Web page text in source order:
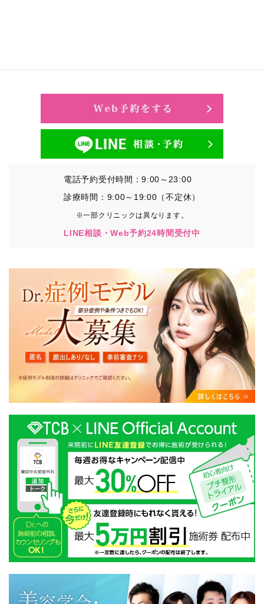
①TCBグループが患者様から取得する情報
・その他、特定の個人を識別することができる情報
②TCBグループが各種サービスの利用に関連して取得す
日時、閲覧履歴等に関連する情報
（これには、Cookie情報、アクセスログ等の利用状況に
関する情報を含みます。）
③TCBグループが第三者から間接的に収集する情報
患者様の同意を得た上で、以下の情報をパブリックDMP
・患者様の閲覧履歴、端末等の情報
【利用目的】
TCBグループは取得情報を以下の目的で利用いたしま
す。
・クリニックの来院予約、医療サービスの提供、医療関
連商品の販売、アフターケア対応、これらに付随する諸
対応等のサービス提供のため
・医療サービスの提供に関する他の医療機関、検査機関
及び研究機関との連携のため
・サービス向上を目的とした医療サービス・販売する医
療関連商品に関する患者様へのアンケートの送受信及び
これに付随する諸対応のため
・Cookie等の技術を用いたアクセス履歴、閲覧記録等に
関する情報の収集、分析
・閲覧記録等から趣味・嗜好を分析した情報を使用して
の広告に利用するため
・お問い合わせ又はご意見の内容確認及びその対応のた
め
・患者様のサービス利用状況の分析及び症例研究のため
・広告、宣伝、マーケティングのため
電話予約受付時間：9:00～23:00
診療時間：9:00～19:00（不定休）
※一部クリニックは異なります。
LINE相談・Web予約24時間受付中